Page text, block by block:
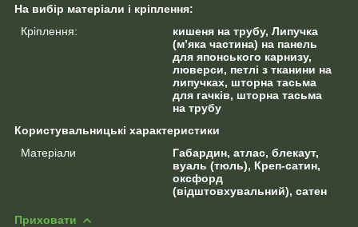
На вибір матеріали і кріплення:
Кріплення:
кишеня на трубу, Липучка
(м’яка частина) на панель
для японського карнизу,
люверси, петлі з тканини на
липучках, шторна тасьма
для гачків, шторна тасьма
на трубу
Користувальницькі характеристики
Матеріали
Габардин, атлас, блекаут,
вуаль (тюль), Креп-сатин,
оксфорд
(відштовхувальний), сатен
Приховати